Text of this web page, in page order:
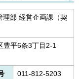
理部 経営企画課（契
豊平6条3丁目2-1
011-812-5203